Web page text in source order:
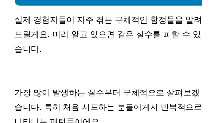
실제 경험자들이 자주 겪는 구체적인 함정들을 알려
드릴게요. 미리 알고 있으면 같은 실수를 피할 수 있
습니다.
가장 많이 발생하는 실수부터 구체적으로 살펴보겠
습니다. 특히 처음 시도하는 분들에게서 반복적으로